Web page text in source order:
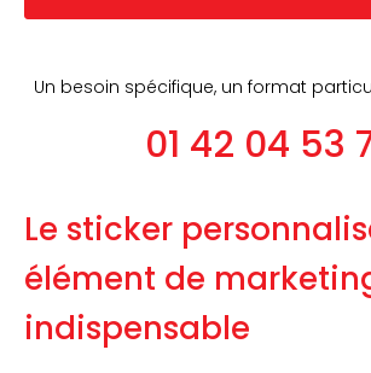
Un besoin spécifique, un format
01 42 04 53
Le sticker
élément de
indispensable